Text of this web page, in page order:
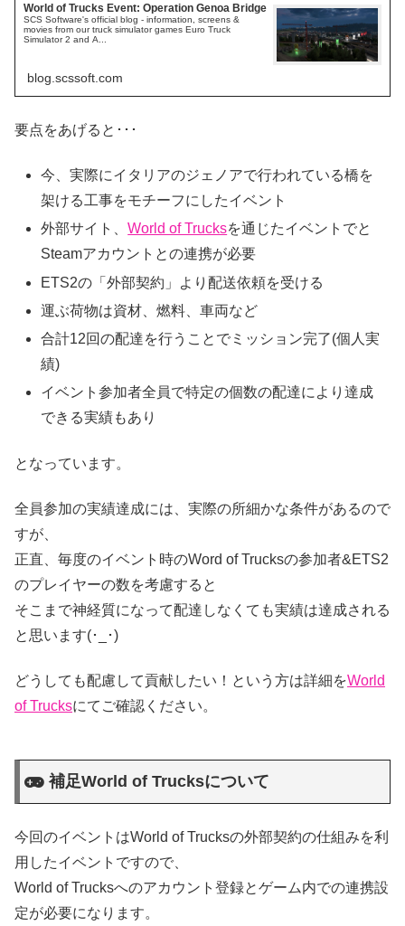
World of Trucks Event: Operation Genoa Bridge
SCS Software's official blog - information, screens &
movies from our truck simulator games Euro Truck
Simulator 2 and A...
blog.scssoft.com
要点をあげると･･･
今、実際にイタリアのジェノアで行われている橋を
架ける工事をモチーフにしたイベント
外部サイト、World of Trucksを通じたイベントでと
Steamアカウントとの連携が必要
ETS2の「外部契約」より配送依頼を受ける
運ぶ荷物は資材、燃料、車両など
合計12回の配達を行うことでミッション完了(個人実
績)
イベント参加者全員で特定の個数の配達により達成
できる実績もあり
となっています。
全員参加の実績達成には、実際の所細かな条件があるので
すが、
正直、毎度のイベント時のWord of Trucksの参加者&ETS2
のプレイヤーの数を考慮すると
そこまで神経質になって配達しなくても実績は達成される
と思います(･_･)
どうしても配慮して貢献したい！という方は詳細をWorld
of Trucksにてご確認ください。
補足World of Trucksについて
今回のイベントはWorld of Trucksの外部契約の仕組みを利
用したイベントですので、
World of Trucksへのアカウント登録とゲーム内での連携設
定が必要になります。